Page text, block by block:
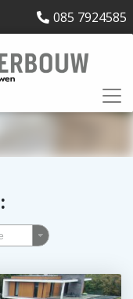
085 7924585
: